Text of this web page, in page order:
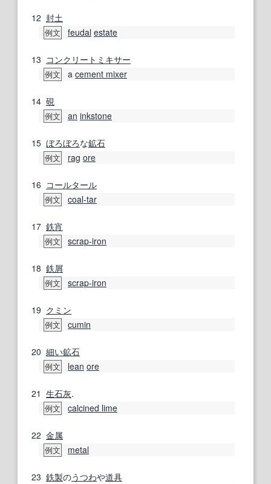
12 封土
例文 feudal estate
13 コンクリートミキサー
例文 a cement mixer
14 硯
例文 an inkstone
15 ぼろぼろな鉱石
例文 rag ore
16 コールタール
例文 coal-tar
17 鉄宵
例文 scrap-iron
18 鉄屑
例文 scrap-iron
19 クミン
例文 cumin
20 細い鉱石
例文 lean ore
21 生石灰.
例文 calcined lime
22 金属
例文 metal
23 鉄製のうつわや道具